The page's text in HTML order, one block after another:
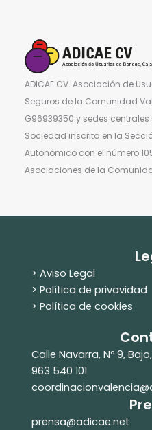
ADICAE CV. Asociación de
Seguros de la Comunidad
G96939350 y sedes
Sociedad inscrita en la
Autonómico con el número
Asociaciones de la
> Aviso Legal
> Política de privavidad
> Política de cookies
Calle Navarra, Nº 9,
963 540 101
prensa@adicae.net